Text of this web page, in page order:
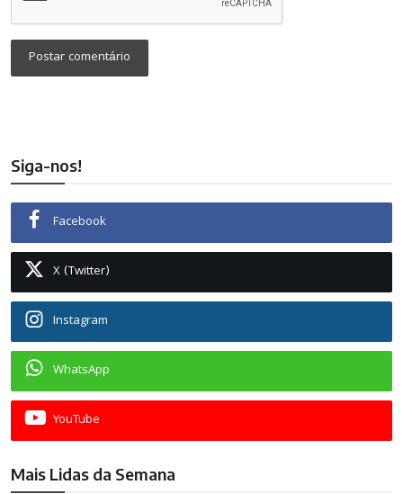
Postar comentário
Siga-nos!
Facebook
X (Twitter)
Instagram
WhatsApp
YouTube
Mais Lidas da Semana